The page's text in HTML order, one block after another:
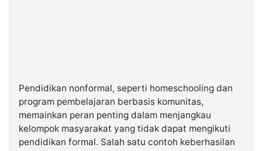
Pendidikan nonformal, seperti homeschooling dan
program pembelajaran berbasis komunitas,
memainkan peran penting dalam menjangkau
kelompok masyarakat yang tidak dapat mengikuti
pendidikan formal. Salah satu contoh keberhasilan